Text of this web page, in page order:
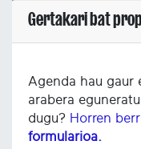
Gertakari bat
Agenda hau gaur
arabera
dugu? Horren
formularioa.